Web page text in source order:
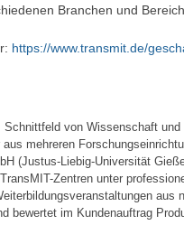
Branchen und
https://www.transmit.de/
von Wissenschaft
mehreren
(Justus-Liebig-Universität
Zentren unter
aus
bewertet im Kundenauftrag